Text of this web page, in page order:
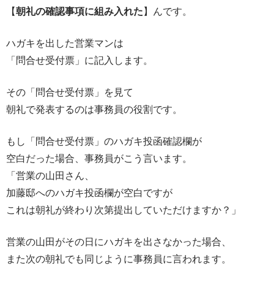
【朝礼の確認事項に組み入れた】んです。
ハガキを出した営業マンは
「問合せ受付票」に記入します。
その「問合せ受付票」を見て
朝礼で発表するのは事務員の役割です。
もし「問合せ受付票」のハガキ投函確認欄が
空白だった場合、事務員がこう言います。
「営業の山田さん、
加藤邸へのハガキ投函欄が空白ですが
これは朝礼が終わり次第提出していただけますか？」
営業の山田がその日にハガキを出さなかった場合、
また次の朝礼でも同じように事務員に言われます。